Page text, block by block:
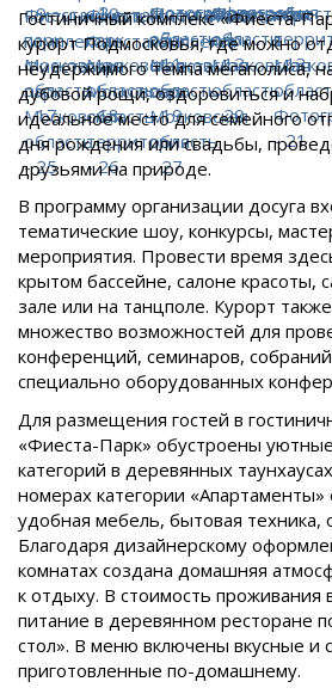
Гостиничный комплекс «Фиеста-
курорт Подмосковья, где можно
неудержимого темпа мегаполиса,
дубовой рощи, оздоровиться и
идеальное место для семейного
дня рождения или свадьбы,
друзьями на природе.
В программу организации досуга
тематические шоу, конкурсы,
мероприятия. Провести время
крытом бассейне, салоне красоты,
зале или на танцполе. Курорт
множество возможностей для
конференций, семинаров,
специально оборудованных
Для размещения гостей в
«Фиеста-Парк» обустроены
категорий в деревянных
номерах категории «Апартаменты»
удобная мебель, бытовая техника,
Благодаря дизайнерскому
комнатах создана домашняя
к отдыху. В стоимость проживания
питание в деревянном ресторане
стол». В меню включены вкусные и
приготовленные по-домашнему.